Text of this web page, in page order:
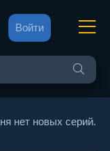
Войти
на
нет новых серий.